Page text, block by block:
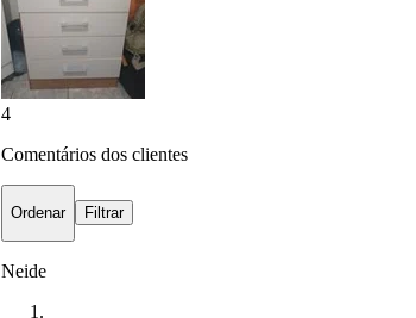
4
Comentários dos clientes
Ordenar Filtrar
Neide